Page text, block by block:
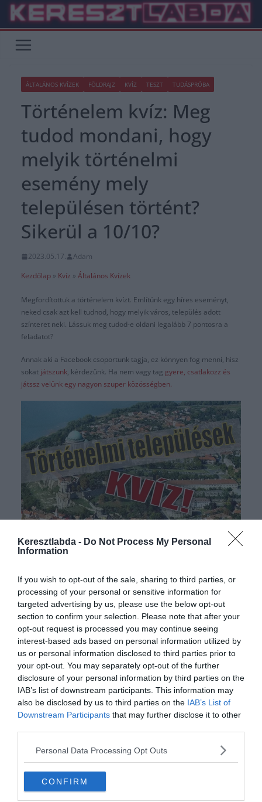
Keresztlabda - Do Not Process My Personal
Information
If you wish to opt-out of the sale, sharing to third parties, or
processing of your personal or sensitive information for
targeted advertising by us, please use the below opt-out
section to confirm your selection. Please note that after your
opt-out request is processed you may continue seeing
interest-based ads based on personal information utilized by
us or personal information disclosed to third parties prior to
your opt-out. You may separately opt-out of the further
disclosure of your personal information by third parties on the
IAB’s list of downstream participants. This information may
also be disclosed by us to third parties on the IAB’s List of
Downstream Participants that may further disclose it to other
Personal Data Processing Opt Outs
CONFIRM
Skip
content
ÁLTALÁNOS KVÍZEK FÖLDRAJZ KVÍZ TESZT TUDÁSPRÓBA
Történelem kvíz: Meg
tudod mondani, hogy
melyik történelmi
esemény mely
településen történt?
Sikerül a 10/10?
2023.05.17.
Adam
Kezdőlap » Kvíz » Általános Kvízek
Megfordítottuk a történelem kvízt. Említünk egy híres eseményt,
neked csak azt kell tudnod, hogy melyik város, település adott
színteret neki. Lássuk meg tudod-e oldani legalább 7 pontosra a
feladatot?
Annak aki a Facebook csoportunk tagja, ez könnyen fog menni, hisz
sokat játszunk, kérdezünk. Ha nem vagy tag gyere, csatlakozz és
játssz velünk egy nagyon szuper közösségben.
Hirdetés
Készen állsz?
0%
Ezen a helyen jött létre
Magyarország első